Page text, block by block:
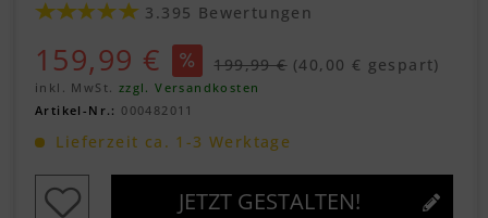
3.395 Bewertungen
159,99 € 199,99 € (40,00 € gespart)
inkl. MwSt. zzgl. Versandkosten
Artikel-Nr.: 000482011
Lieferzeit ca. 1-3 Werktage
JETZT GESTALTEN!